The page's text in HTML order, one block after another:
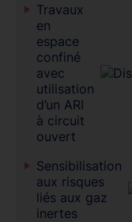
Travaux
en
espace
confiné
avec
utilisation
d’un ARI
à circuit
ouvert
Sensibilisation
aux risques
liés aux gaz
inertes